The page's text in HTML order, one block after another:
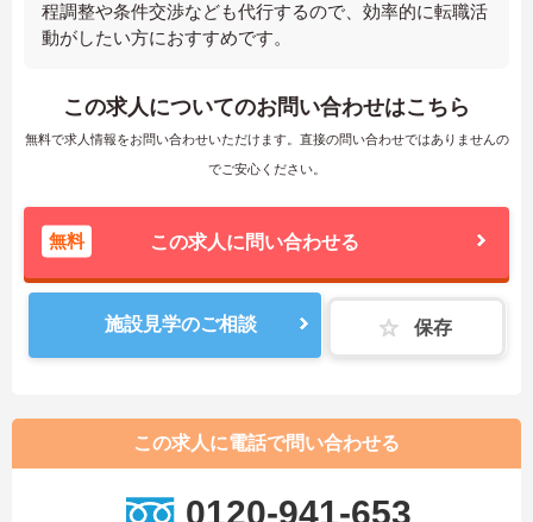
程調整や条件交渉なども代行するので、効率的に転職活
動がしたい方におすすめです。
この求人についてのお問い合わせはこちら
無料で求人情報をお問い合わせいただけます。直接の問い合わせではありませんの
でご安心ください。
無料 この求人に問い合わせる
施設見学のご相談 保存
この求人に電話で問い合わせる
0120-941-653